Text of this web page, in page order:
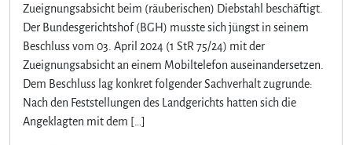
Zueignungsabsicht beim (räuberischen) Diebstahl beschäftigt.
Der Bundesgerichtshof (BGH) musste sich jüngst in seinem
Beschluss vom 03. April 2024 (1 StR 75/24) mit der
Zueignungsabsicht an einem Mobiltelefon auseinandersetzen.
Dem Beschluss lag konkret folgender Sachverhalt zugrunde:
Nach den Feststellungen des Landgerichts hatten sich die
Angeklagten mit dem […]